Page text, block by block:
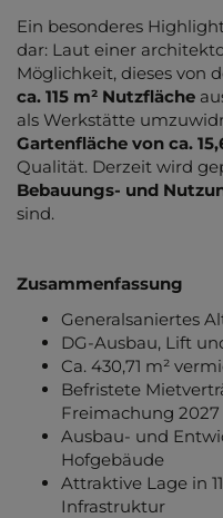
Ein besonderes
dar: Laut einer
Möglichkeit, dieses von
ca. 115 m² Nutzfläche
als Werkstätte
Gartenfläche von ca.
Qualität. Derzeit wird
Bebauungs- und
sind.
Zusammenfassung
Generalsaniertes
DG-Ausbau, Lift
Ca. 430,71 m²
Befristete
Freimachung
Ausbau- und
Hofgebäude
Attraktive Lage in
Infrastruktur